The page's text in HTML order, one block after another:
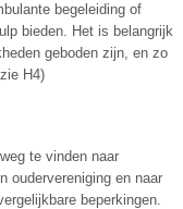
begeleiding of
bieden. Het is belangrijk
geboden zijn, en zo
H4)
te vinden naar
oudervereniging en naar
beperkingen.